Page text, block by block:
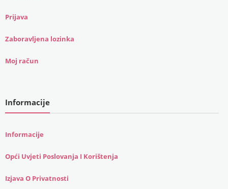
Prijava
Zaboravljena lozinka
Moj račun
Informacije
Informacije
Opći Uvjeti Poslovanja I Korištenja
Izjava O Privatnosti